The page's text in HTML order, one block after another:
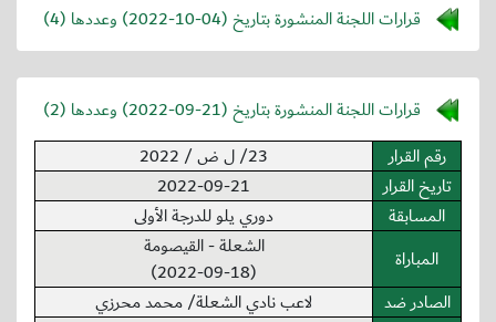
قرارات اللجنة المنشورة بتاريخ (2022-10-04) وعددها (4)
قرارات اللجنة المنشورة بتاريخ (2022-09-21) وعددها (2)
رقم القرار
23/ ل ض / 2022
تاريخ القرار
2022-09-21
المسابقة
دوري يلو للدرجة الأولى
المباراة
الشعلة - القيصومة
(2022-09-18)
الصادر ضد
لاعب نادي الشعلة/ محمد محرزي